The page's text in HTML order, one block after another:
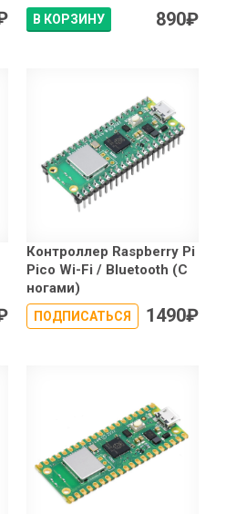
В КОРЗИНУ 890₽
Контроллер Raspberry Pi
Pico Wi-Fi / Bluetooth (С
ногами)
ПОДПИСАТЬСЯ 1490₽